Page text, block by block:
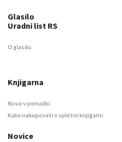
Glasilo
Uradni list RS
O glasilu
Knjigarna
Novo v ponudbi
Kako nakupovati v spletni knjigarni
Novice